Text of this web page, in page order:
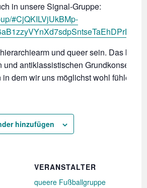
in unsere Signal-Gruppe:
#CjQKILVjUkBMp-
und queer sein. Das
und antiklassistischen Grundkonsens
in dem wir uns möglichst wohl fühlen
hinzufügen
VERANSTALTER
queere Fußballgruppe